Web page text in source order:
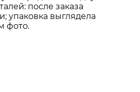
после заказа
упаковка выглядела
фото.